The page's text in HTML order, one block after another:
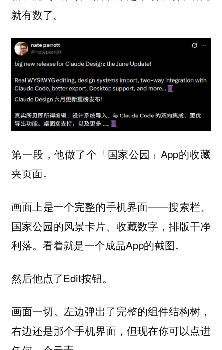
就有数了。
第一段，他做了个「国家公园」App的收藏
夹页面。
画面上是一个完整的手机界面——搜索栏、
国家公园的风景卡片、收藏数字，排版干净
利落。看着就是一个成品App的截图。
然后他点了Edit按钮。
画面一切。左边弹出了完整的组件结构树，
右边还是那个手机界面，但现在你可以点进